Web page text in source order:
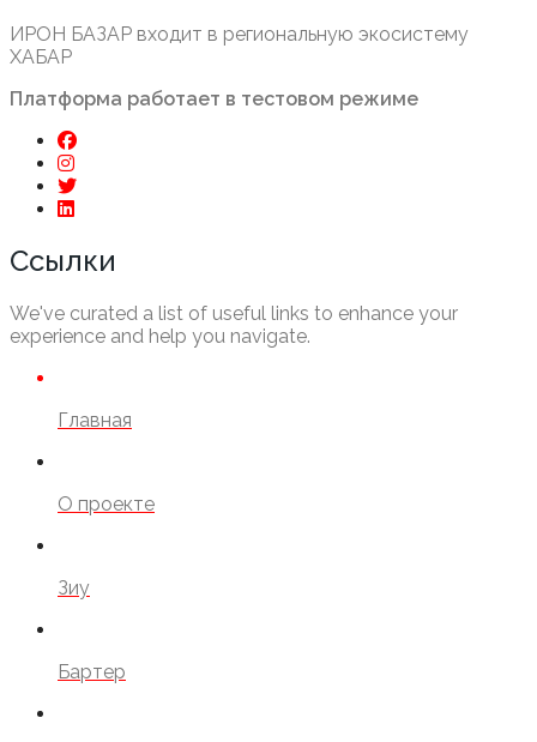
ИРОН БАЗАР входит в региональную экосистему
ХАБАР
Платформа работает в тестовом режиме
Ссылки
We've curated a list of useful links to enhance your
experience and help you navigate.
Главная
О проекте
Зиу
Бартер